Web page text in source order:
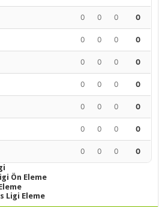
0 0 0 0
0 0 0 0
0 0 0 0
0 0 0 0
0 0 0 0
0 0 0 0
0 0 0
0
Ön Eleme
Ligi Eleme